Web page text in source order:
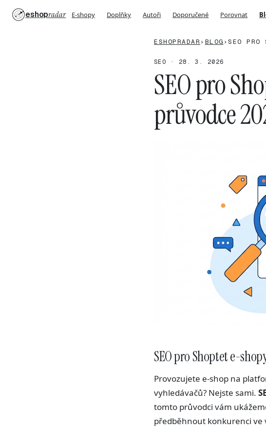
eshopradar E-shopy Doplňky Autoři Doporučené Porovnat
ESHOPRADAR › BLOG › SEO PRO
SEO · 28. 3. 2026
SEO pro
průvodce
SEO pro Shoptet e-
Provozujete e-shop na
vyhledávačů? Nejste sami.
tomto průvodci vám
předběhnout konkurenci ve